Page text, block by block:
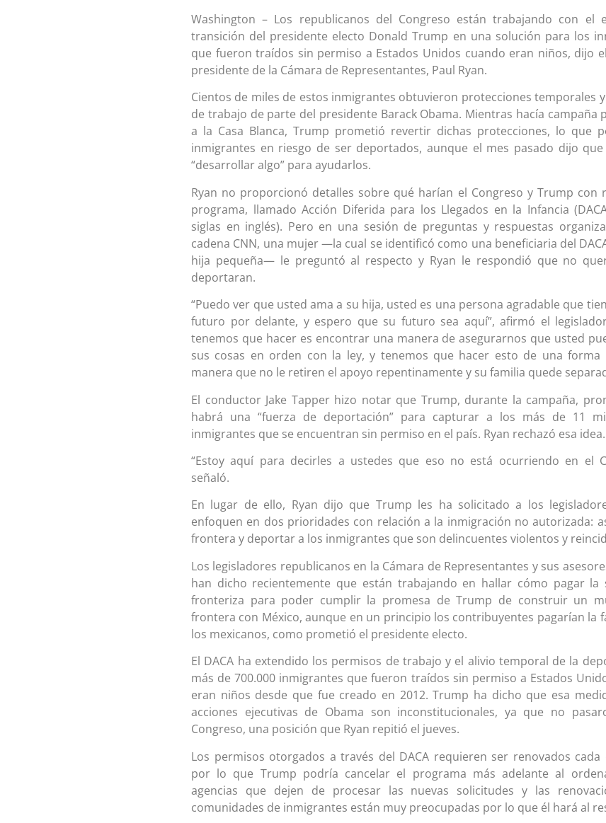
Washington – Los republicanos del Congreso están trabajando con el
transición del presidente electo Donald Trump en una solución para los
que fueron traídos sin permiso a Estados Unidos cuando eran niños, dijo
presidente de la Cámara de Representantes, Paul Ryan.
Cientos de miles de estos inmigrantes obtuvieron protecciones temporales
de trabajo de parte del presidente Barack Obama. Mientras hacía campaña
a la Casa Blanca, Trump prometió revertir dichas protecciones, lo que
inmigrantes en riesgo de ser deportados, aunque el mes pasado dijo que
“desarrollar algo” para ayudarlos.
Ryan no proporcionó detalles sobre qué harían el Congreso y Trump con
programa, llamado Acción Diferida para los Llegados en la Infancia
siglas en inglés). Pero en una sesión de preguntas y respuestas
cadena CNN, una mujer —la cual se identificó como una beneficiaria del
hija pequeña— le preguntó al respecto y Ryan le respondió que no
deportaran.
“Puedo ver que usted ama a su hija, usted es una persona agradable que
futuro por delante, y espero que su futuro sea aquí”, afirmó el
tenemos que hacer es encontrar una manera de asegurarnos que usted
sus cosas en orden con la ley, y tenemos que hacer esto de una forma
manera que no le retiren el apoyo repentinamente y su familia quede
El conductor Jake Tapper hizo notar que Trump, durante la campaña,
habrá una “fuerza de deportación” para capturar a los más de 11
inmigrantes que se encuentran sin permiso en el país. Ryan rechazó esa idea.
“Estoy aquí para decirles a ustedes que eso no está ocurriendo en el
señaló.
En lugar de ello, Ryan dijo que Trump les ha solicitado a los
enfoquen en dos prioridades con relación a la inmigración no autorizada:
frontera y deportar a los inmigrantes que son delincuentes violentos y
Los legisladores republicanos en la Cámara de Representantes y sus
han dicho recientemente que están trabajando en hallar cómo pagar la
fronteriza para poder cumplir la promesa de Trump de construir un
frontera con México, aunque en un principio los contribuyentes pagarían la
los mexicanos, como prometió el presidente electo.
El DACA ha extendido los permisos de trabajo y el alivio temporal de la
más de 700.000 inmigrantes que fueron traídos sin permiso a Estados
eran niños desde que fue creado en 2012. Trump ha dicho que esa
acciones ejecutivas de Obama son inconstitucionales, ya que no
Congreso, una posición que Ryan repitió el jueves.
Los permisos otorgados a través del DACA requieren ser renovados cada
por lo que Trump podría cancelar el programa más adelante al
agencias que dejen de procesar las nuevas solicitudes y las
comunidades de inmigrantes están muy preocupadas por lo que él hará al